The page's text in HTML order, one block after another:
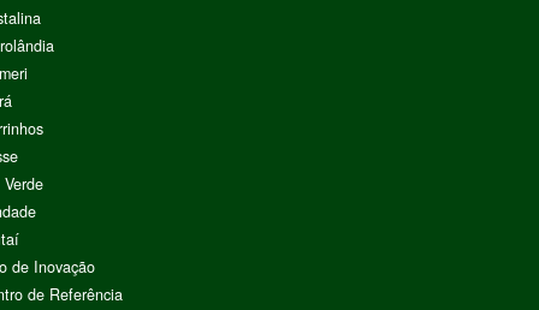
de Inovação
de Referência